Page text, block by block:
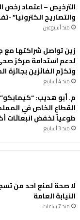
الترخيص – اعتماد رخص
والتصاريح الكترونيا” -
منذ أسبوعين
زين تواصل شراكتها
لدعم استدامة مركز
وتكرّم الفائزين بجائزة
منذ 4 أسابيع
م. أبو هديب:
القطاع الخاص في
طوعياً لخفض انبعاثات
منذ 3 أسابيع
لا صحة لمنع احد من
النيابة العامة
منذ 7 ساعات